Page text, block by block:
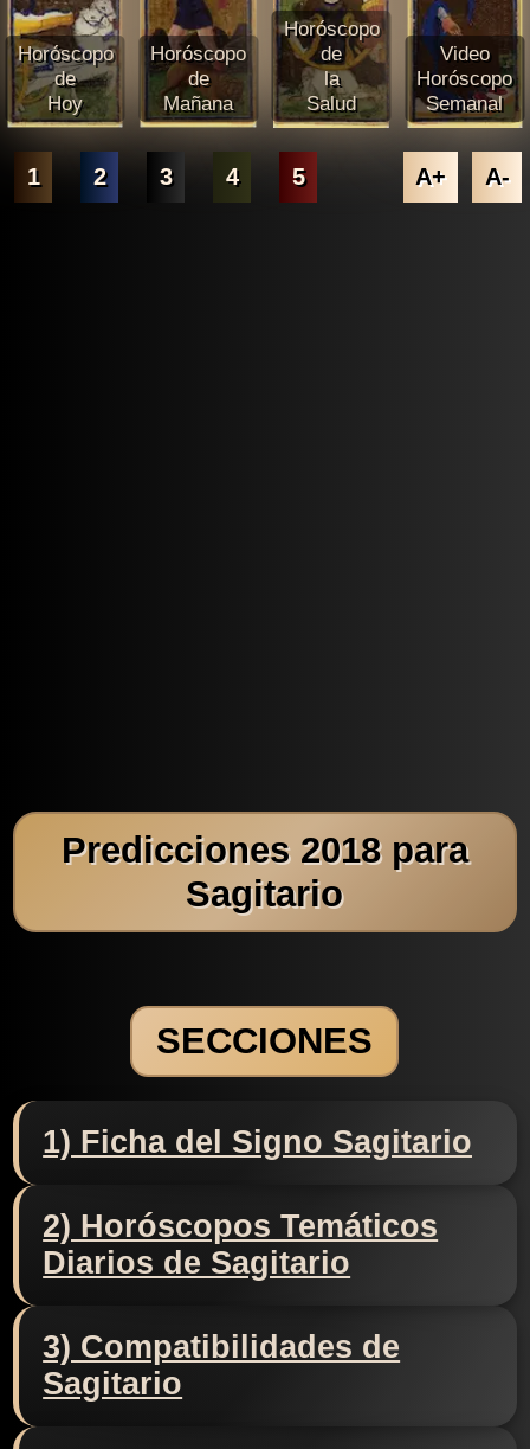
Horóscopo
de
Hoy
Horóscopo
de
Mañana
Horóscopo
de
la
Salud
Video
Horóscopo
Semanal
1 2 3 4 5 A+ A-
Predicciones 2018 para
Sagitario
SECCIONES
1) Ficha del Signo Sagitario
2) Horóscopos Temáticos
Diarios de Sagitario
3) Compatibilidades de
Sagitario